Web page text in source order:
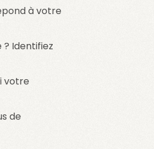
à votre
Identifiez
votre
de